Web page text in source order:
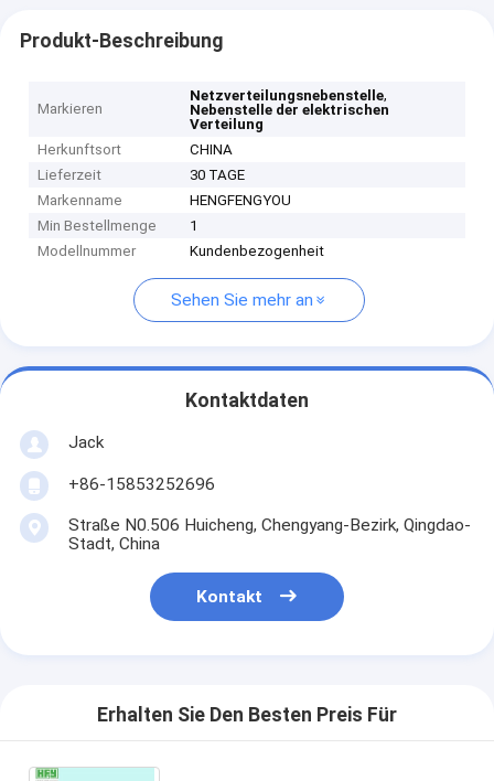
Produkt-Beschreibung
Markieren
Netzverteilungsnebenstelle,
Nebenstelle der elektrischen
Verteilung
Herkunftsort
CHINA
Lieferzeit
30 TAGE
Markenname
HENGFENGYOU
Min Bestellmenge
1
Modellnummer
Kundenbezogenheit
Sehen Sie mehr an
Kontaktdaten
Jack
+86-15853252696
Straße N0.506 Huicheng, Chengyang-Bezirk, Qingdao-
Stadt, China
Kontakt
Erhalten Sie Den Besten Preis Für